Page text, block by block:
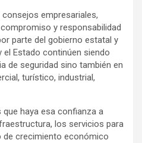
empresariales,
y responsabilidad
parte del gobierno estatal y
el Estado continúen siendo
de seguridad sino también en
turístico, industrial,
haya esa confianza a
los servicios para
crecimiento económico